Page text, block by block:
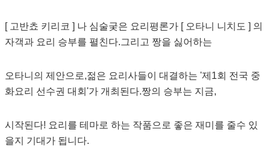
[ 고반쵸 키리코 ] 나 심술궂은 요리평론가 [ 오타니 니치도 ] 의
자객과 요리 승부를 펼친다.그리고 짱을 싫어하는
오타니의 제안으로,젊은 요리사들이 대결하는 '제1회 전국 중
화요리 선수권 대회'가 개최된다.짱의 승부는 지금,
시작된다! 요리를 테마로 하는 작품으로 좋은 재미를 줄수 있
을지 기대가 됩니다.